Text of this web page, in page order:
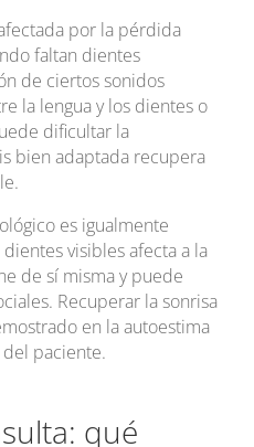
por la pérdida
faltan dientes
de ciertos sonidos
la lengua y los dientes o
dificultar la
bien adaptada recupera
es igualmente
visibles afecta a la
de sí misma y puede
Recuperar la sonrisa
en la autoestima
del paciente.
qué